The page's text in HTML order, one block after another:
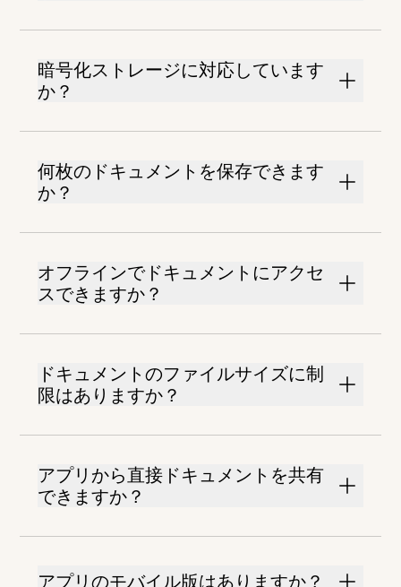
暗号化ストレージに対応しています
か？
何枚のドキュメントを保存できます
か？
オフラインでドキュメントにアクセ
スできますか？
ドキュメントのファイルサイズに制
限はありますか？
アプリから直接ドキュメントを共有
できますか？
アプリのモバイル版はありますか？